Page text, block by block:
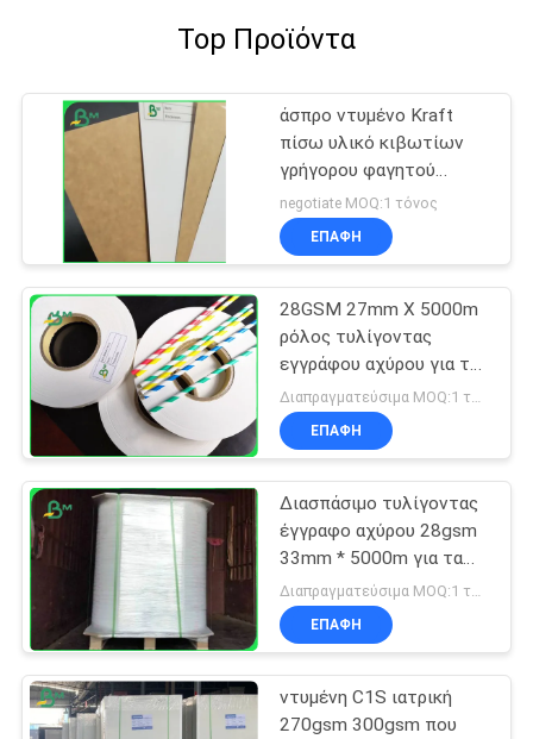
Top Προϊόντα
άσπρο ντυμένο Kraft
πίσω υλικό κιβωτίων
γρήγορου φαγητού
βαθμού τροφίμων
εγγράφου 225g 325g
negotiate MOQ:1 τόνος
ΕΠΑΦΉ
28GSM 27mm X 5000m
ρόλος τυλίγοντας
εγγράφου αχύρου για το
βαθμό τροφίμων
κόμματος
ΕΠΑΦΉ
Διασπάσιμο τυλίγοντας
έγγραφο αχύρου 28gsm
33mm * 5000m για τα
άχυρα κατανάλωσης
συσκευασίας
ΕΠΑΦΉ
ντυμένη C1S ιατρική
270gsm 300gsm που